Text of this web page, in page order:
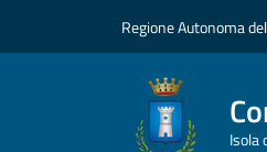
Regione Autonoma
Isola